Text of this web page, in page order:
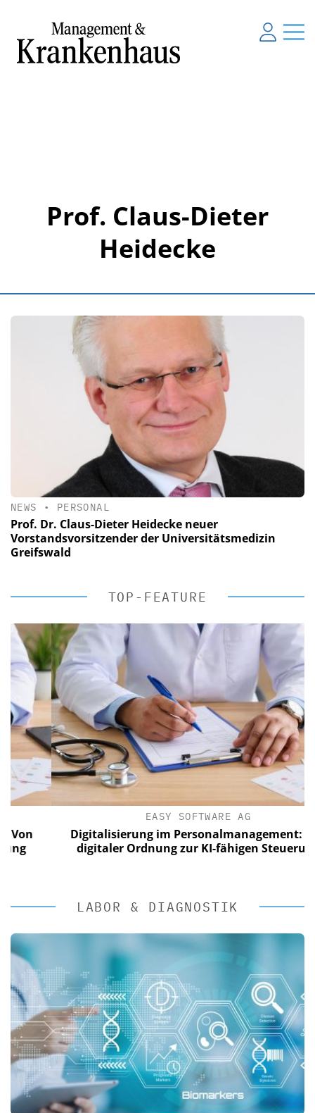
Prof. Claus-Dieter
Heidecke
NEWS • PERSONAL
Prof. Dr. Claus-Dieter Heidecke neuer
Vorstandsvorsitzender der Universitätsmedizin
Greifswald
TOP-FEATURE
EASY SOFTWARE AG
Digitalisierung im Personalmanagement: Von
digitaler Ordnung zur KI-fähigen Steuerung
LABOR & DIAGNOSTIK